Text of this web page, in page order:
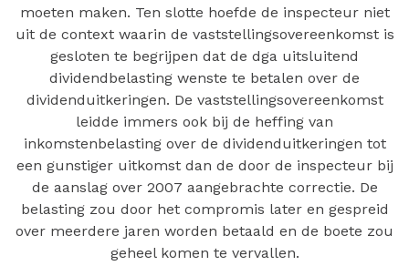
moeten maken. Ten slotte hoefde de inspecteur niet
uit de context waarin de vaststellingsovereenkomst is
gesloten te begrijpen dat de dga uitsluitend
dividendbelasting wenste te betalen over de
dividenduitkeringen. De vaststellingsovereenkomst
leidde immers ook bij de heffing van
inkomstenbelasting over de dividenduitkeringen tot
een gunstiger uitkomst dan de door de inspecteur bij
de aanslag over 2007 aangebrachte correctie. De
belasting zou door het compromis later en gespreid
over meerdere jaren worden betaald en de boete zou
geheel komen te vervallen.